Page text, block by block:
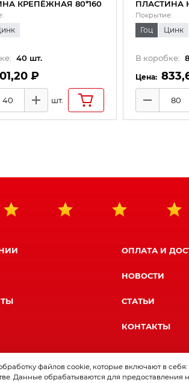
КРЕПЁЖНАЯ 80*160
40 шт.
₽
товаровПлюсшт.
ПЛАСТИНА
Покрытие:
Гоц Цинк
В коробке:
Количество
Минус
ОПЛАТА И
НОВОСТИ
СТАТЬИ
КОНТАКТЫ
файлов cookie, которые включают в
Данные обрабатываются для предоставления